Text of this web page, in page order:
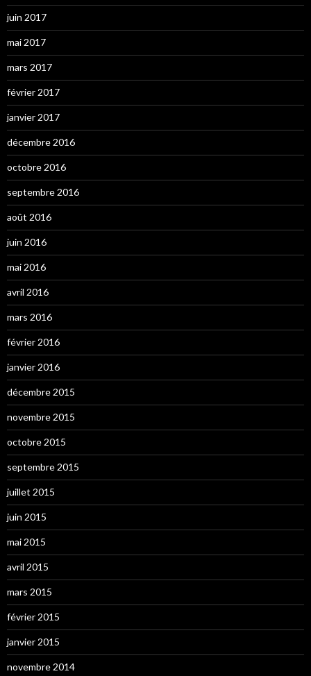
juin 2017
mai 2017
mars 2017
février 2017
janvier 2017
décembre 2016
octobre 2016
septembre 2016
août 2016
juin 2016
mai 2016
avril 2016
mars 2016
février 2016
janvier 2016
décembre 2015
novembre 2015
octobre 2015
septembre 2015
juillet 2015
juin 2015
mai 2015
avril 2015
mars 2015
février 2015
janvier 2015
novembre 2014